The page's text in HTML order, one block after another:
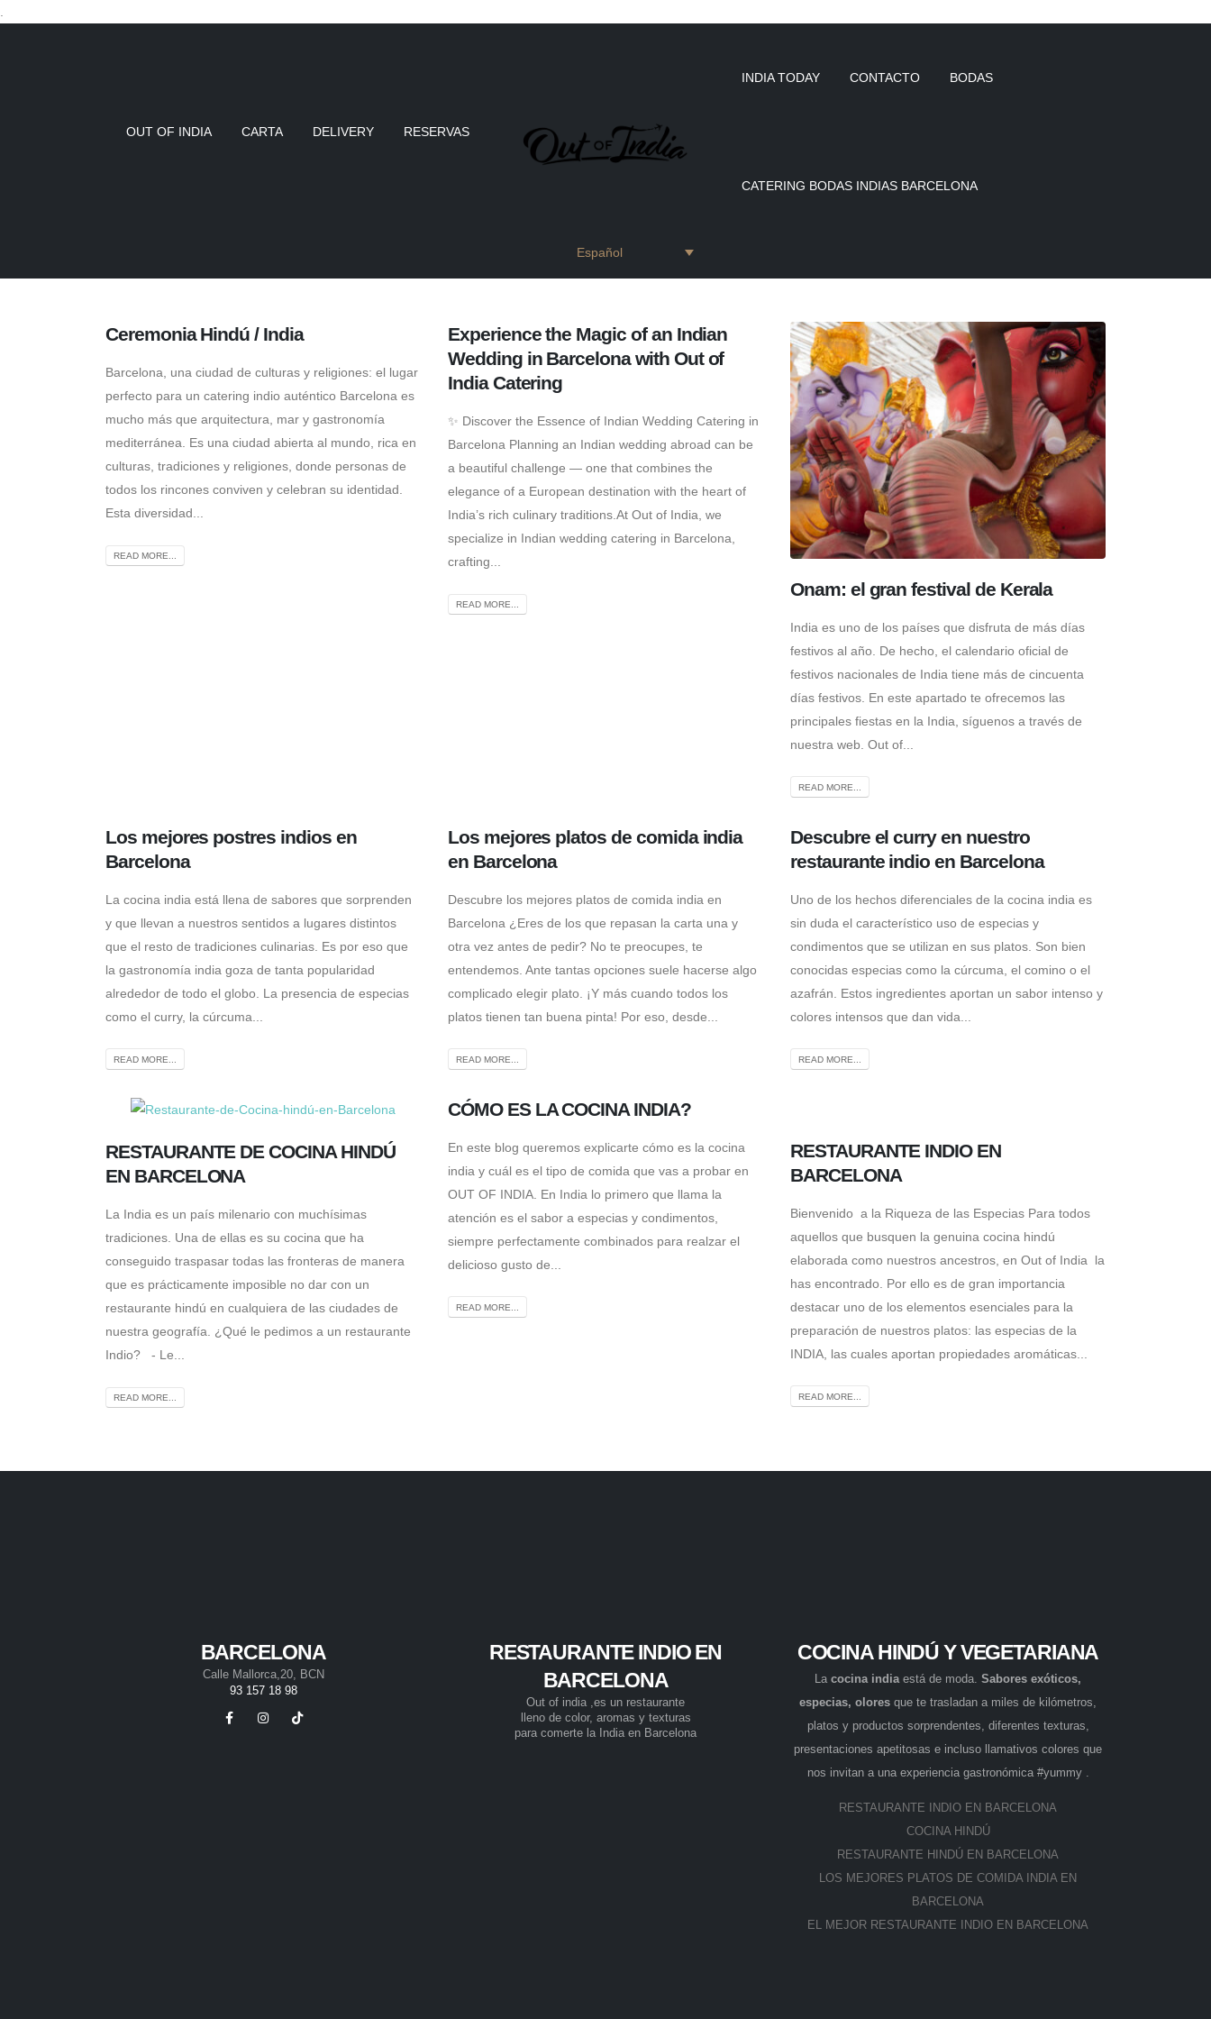
OUT OF INDIA CARTA DELIVERY RESERVAS
INDIA TODAY CONTACTO BODAS
CATERING BODAS INDIAS BARCELONA
Español
Ceremonia Hindú / India
Barcelona, una ciudad de culturas y religiones: el lugar
perfecto para un catering indio auténtico Barcelona es
mucho más que arquitectura, mar y gastronomía
mediterránea. Es una ciudad abierta al mundo, rica en
culturas, tradiciones y religiones, donde personas de
todos los rincones conviven y celebran su identidad.
Esta diversidad...
READ MORE...
Experience the Magic of an Indian
Wedding in Barcelona with Out of
India Catering
✨ Discover the Essence of Indian Wedding Catering in
Barcelona Planning an Indian wedding abroad can be
a beautiful challenge — one that combines the
elegance of a European destination with the heart of
India’s rich culinary traditions.At Out of India, we
specialize in Indian wedding catering in Barcelona,
crafting...
READ MORE...
Onam: el gran festival de Kerala
India es uno de los países que disfruta de más días
festivos al año. De hecho, el calendario oficial de
festivos nacionales de India tiene más de cincuenta
días festivos. En este apartado te ofrecemos las
principales fiestas en la India, síguenos a través de
nuestra web. Out of...
READ MORE...
Los mejores postres indios en
Barcelona
La cocina india está llena de sabores que sorprenden
y que llevan a nuestros sentidos a lugares distintos
que el resto de tradiciones culinarias. Es por eso que
la gastronomía india goza de tanta popularidad
alrededor de todo el globo. La presencia de especias
como el curry, la cúrcuma...
READ MORE...
Los mejores platos de comida india
en Barcelona
Descubre los mejores platos de comida india en
Barcelona ¿Eres de los que repasan la carta una y
otra vez antes de pedir? No te preocupes, te
entendemos. Ante tantas opciones suele hacerse algo
complicado elegir plato. ¡Y más cuando todos los
platos tienen tan buena pinta! Por eso, desde...
READ MORE...
Descubre el curry en nuestro
restaurante indio en Barcelona
Uno de los hechos diferenciales de la cocina india es
sin duda el característico uso de especias y
condimentos que se utilizan en sus platos. Son bien
conocidas especias como la cúrcuma, el comino o el
azafrán. Estos ingredientes aportan un sabor intenso y
colores intensos que dan vida...
READ MORE...
RESTAURANTE DE COCINA HINDÚ
EN BARCELONA
La India es un país milenario con muchísimas
tradiciones. Una de ellas es su cocina que ha
conseguido traspasar todas las fronteras de manera
que es prácticamente imposible no dar con un
restaurante hindú en cualquiera de las ciudades de
nuestra geografía. ¿Qué le pedimos a un restaurante
Indio? - Le...
READ MORE...
CÓMO ES LA COCINA INDIA?
En este blog queremos explicarte cómo es la cocina
india y cuál es el tipo de comida que vas a probar en
OUT OF INDIA. En India lo primero que llama la
atención es el sabor a especias y condimentos,
siempre perfectamente combinados para realzar el
delicioso gusto de...
READ MORE...
RESTAURANTE INDIO EN
BARCELONA
Bienvenido a la Riqueza de las Especias Para todos
aquellos que busquen la genuina cocina hindú
elaborada como nuestros ancestros, en Out of India la
has encontrado. Por ello es de gran importancia
destacar uno de los elementos esenciales para la
preparación de nuestros platos: las especias de la
INDIA, las cuales aportan propiedades aromáticas...
READ MORE...
BARCELONA
Calle Mallorca,20, BCN
93 157 18 98
RESTAURANTE INDIO EN
BARCELONA
Out of india ,es un restaurante
lleno de color, aromas y texturas
para comerte la India en Barcelona
COCINA HINDÚ Y VEGETARIANA
La cocina india está de moda. Sabores exóticos,
especias, olores que te trasladan a miles de kilómetros,
platos y productos sorprendentes, diferentes texturas,
presentaciones apetitosas e incluso llamativos colores que
nos invitan a una experiencia gastronómica #yummy .
RESTAURANTE INDIO EN BARCELONA
COCINA HINDÚ
RESTAURANTE HINDÚ EN BARCELONA
LOS MEJORES PLATOS DE COMIDA INDIA EN
BARCELONA
EL MEJOR RESTAURANTE INDIO EN BARCELONA